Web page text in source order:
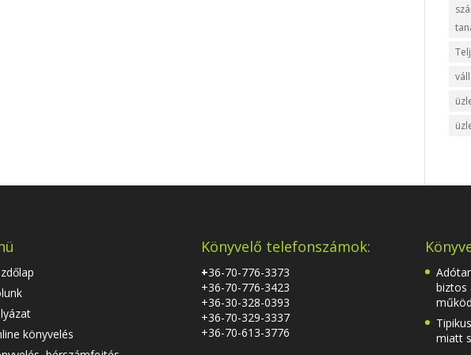
könyvelés
Könyvelő telefonszámok:
+36-70-776-3373
+36-70-776-3423
+36-30-328-0393
+36-70-329-3337
+36-70-613-3776
biztos
miatt